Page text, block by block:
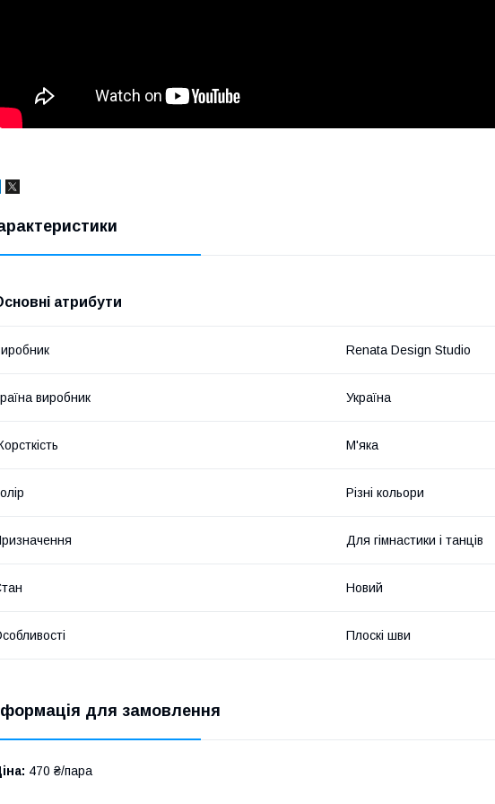
атрибути
Renata Design Studio
виробник Україна
М'яка
Різні кольори
Для гімнастики і танців
Новий
Плоскі шви
для замовлення
470 ₴/пара